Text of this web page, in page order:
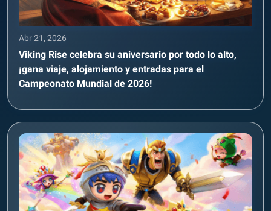
Abr 21, 2026
Viking Rise celebra su aniversario por todo lo alto,
¡gana viaje, alojamiento y entradas para el
Campeonato Mundial de 2026!